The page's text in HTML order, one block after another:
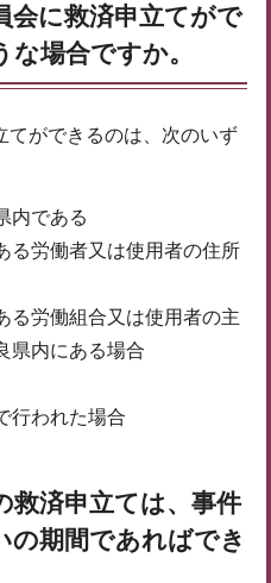
に救済申立てがで
場合ですか。
てができるのは、次のいず
内である
る労働者又は使用者の住所
る労働組合又は使用者の主
県内にある場合
行われた場合
済申立ては、事件
の期間であればでき